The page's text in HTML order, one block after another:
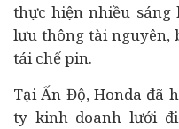
thực hiện nhiều sáng
lưu thông tài nguyên,
tái chế pin.
Tại Ấn Độ, Honda đã
ty kinh doanh lưới